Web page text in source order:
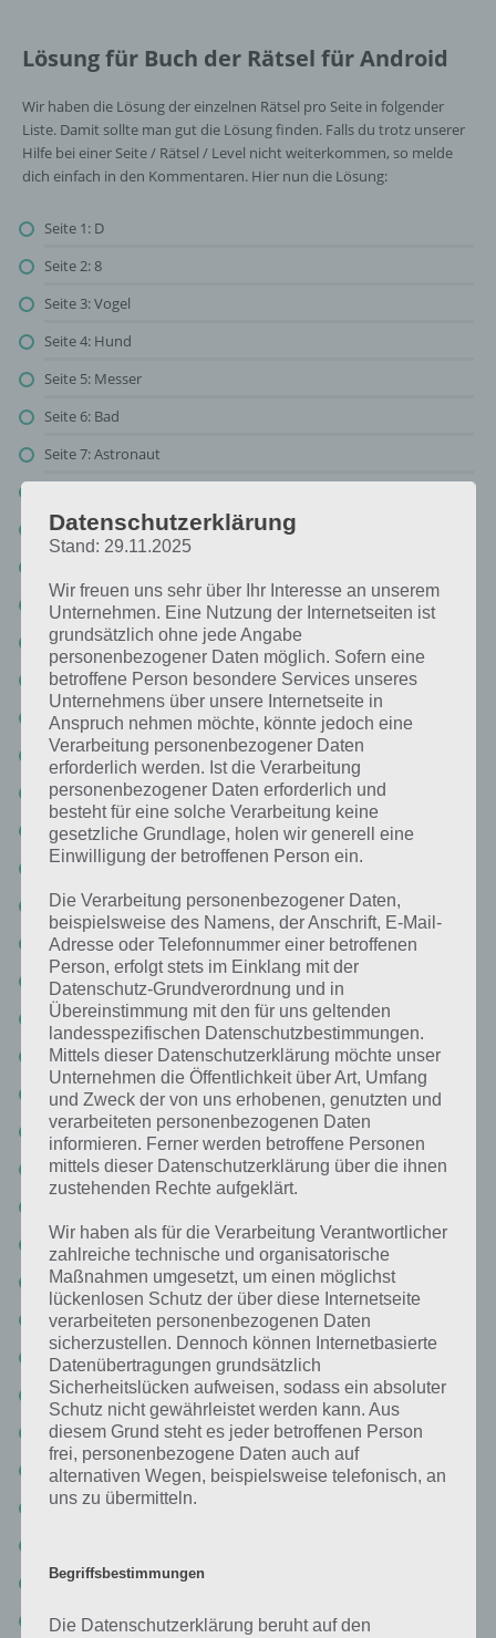
Lösung für Buch der Rätsel für Android
Wir haben die Lösung der einzelnen Rätsel pro Seite in folgender
Liste. Damit sollte man gut die Lösung finden. Falls du trotz unserer
Hilfe bei einer Seite / Rätsel / Level nicht weiterkommen, so melde
dich einfach in den Kommentaren. Hier nun die Lösung:
Seite 1: D
Seite 2: 8
Seite 3: Vogel
Seite 4: Hund
Seite 5: Messer
Seite 6: Bad
Seite 7: Astronaut
Seite 9: Batman
Seite 11: Vampir
Seite 12: Werwolf
Seite 13: Schlüssel
Seite 14: Planeten
Seite 15: Kalzium
Seite 16: Bleistift
Seite 17: Kuchen
Seite 18: Reifen (vor dem Update Pneu)
Seite 19: Zahnbürste
Seite 20: 1944
Seite 21: Kino
Seite 22: Mexiko
Seite 23: Leonardo Da Vinci
Seite 24: The Beatles
Seite 25: Ägypten
Seite 26: Sushi
Seite 28: Skateboard
Seite 29: Fisch
Seite 30: Waffe
Seite 31: Spongebob
Seite 32: Sheriff
Seite 33: Grün
Seite 34: Angry Birds
Seite 35: Apple
Seite 37: Indianer
Seite 38: Tee
Datenschutzerklärung
Stand: 29.11.2025
Wir freuen uns sehr über Ihr Interesse an unserem
Unternehmen. Eine Nutzung der Internetseiten ist
grundsätzlich ohne jede Angabe
personenbezogener Daten möglich. Sofern eine
betroffene Person besondere Services unseres
Unternehmens über unsere Internetseite in
Anspruch nehmen möchte, könnte jedoch eine
Verarbeitung personenbezogener Daten
erforderlich werden. Ist die Verarbeitung
personenbezogener Daten erforderlich und
besteht für eine solche Verarbeitung keine
gesetzliche Grundlage, holen wir generell eine
Einwilligung der betroffenen Person ein.
Die Verarbeitung personenbezogener Daten,
beispielsweise des Namens, der Anschrift, E-Mail-
Adresse oder Telefonnummer einer betroffenen
Person, erfolgt stets im Einklang mit der
Datenschutz-Grundverordnung und in
Übereinstimmung mit den für uns geltenden
landesspezifischen Datenschutzbestimmungen.
Mittels dieser Datenschutzerklärung möchte unser
Unternehmen die Öffentlichkeit über Art, Umfang
und Zweck der von uns erhobenen, genutzten und
verarbeiteten personenbezogenen Daten
informieren. Ferner werden betroffene Personen
mittels dieser Datenschutzerklärung über die ihnen
zustehenden Rechte aufgeklärt.
Wir haben als für die Verarbeitung Verantwortlicher
zahlreiche technische und organisatorische
Maßnahmen umgesetzt, um einen möglichst
lückenlosen Schutz der über diese Internetseite
verarbeiteten personenbezogenen Daten
sicherzustellen. Dennoch können Internetbasierte
Datenübertragungen grundsätzlich
Sicherheitslücken aufweisen, sodass ein absoluter
Schutz nicht gewährleistet werden kann. Aus
diesem Grund steht es jeder betroffenen Person
frei, personenbezogene Daten auch auf
alternativen Wegen, beispielsweise telefonisch, an
uns zu übermitteln.
Begriffsbestimmungen
Die Datenschutzerklärung beruht auf den